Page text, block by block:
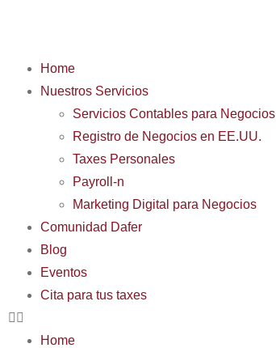
Home
Nuestros Servicios
Servicios Contables para Negocios
Registro de Negocios en EE.UU.
Taxes Personales
Payroll-n
Marketing Digital para Negocios
Comunidad Dafer
Blog
Eventos
Cita para tus taxes
Home